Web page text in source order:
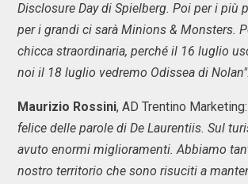
Disclosure Day di Spielberg. Poi per i più
per i grandi ci sarà Minions & Monsters.
chicca straordinaria, perché il 16 luglio
noi il 18 luglio vedremo Odissea di Nolan".
Maurizio Rossini, AD Trentino Marketing:
felice delle parole di De Laurentiis. Sul
avuto enormi miglioramenti. Abbiamo
nostro territorio che sono risuciti a